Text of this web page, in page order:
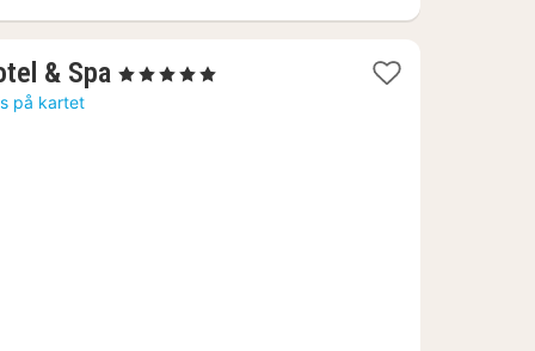
& Spa 1
, 5 Stjerner
på kartet